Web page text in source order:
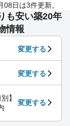
日は3件更新。
も安い築20年
情報
変更する
変更する
】
変更する